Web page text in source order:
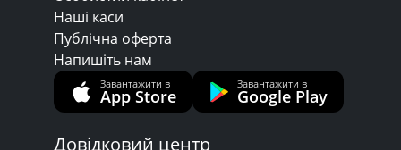
Наші каси
Публічна оферта
Напишіть нам
Завантажити в
App Store
Завантажити в
Google Play
Довідковий центр